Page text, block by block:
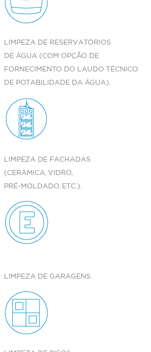
LIMPEZA DE RESERVATÓRIOS
DE ÁGUA (COM OPÇÃO DE
FORNECIMENTO DO LAUDO TÉCNICO
DE POTABILIDADE DA ÁGUA).
LIMPEZA DE FACHADAS
(CERÂMICA, VIDRO,
PRÉ-MOLDADO, ETC.).
LIMPEZA DE GARAGENS.